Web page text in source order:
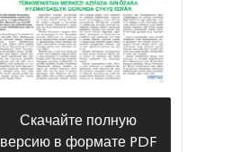
Скачайте полную
версию в формате PDF